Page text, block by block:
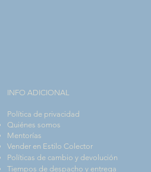
INFO ADICIONAL​
Política de privacidad
Quiénes somos
Mentorías
Vender en Estilo Colector
Políticas de cambio y devolución
Tiempos de despacho y entrega